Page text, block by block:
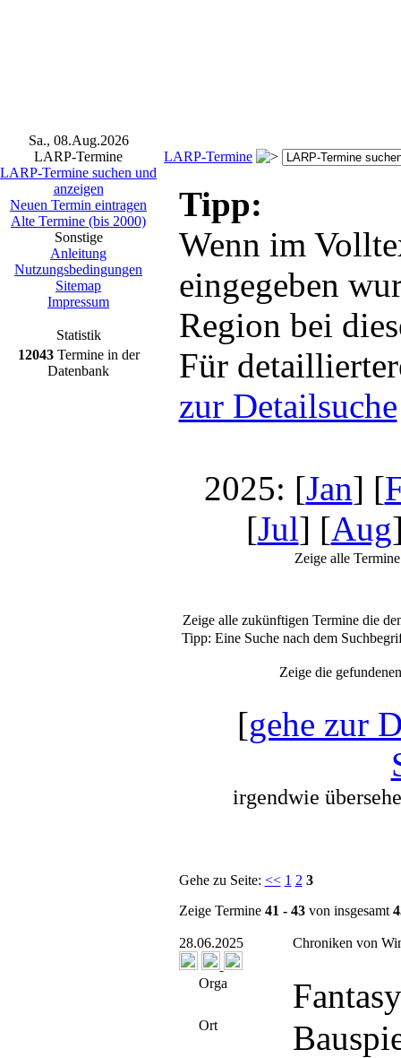
Sa., 08.Aug.2026
LARP-Termine
LARP-Termine suchen und
anzeigen
Neuen Termin eintragen
Alte Termine (bis 2000)
Sonstige
Anleitung
Nutzungsbedingungen
Sitemap
Impressum
Statistik
12043Termine in der
Datenbank
LARP-Termine
Tipp:
Wenn im
eingegeben
Region bei
Für
zur Detailsuche
2025: [Jan] [
[Jul] [Aug
Zeige alle
Zeige alle zukünftigen Termine die
Tipp: Eine Suche nach dem
Zeige die
[gehe zur
irgendwie
Gehe zu Seite: << 1 2 3
Zeige Termine 41 - 43von insgesamt
28.06.2025 Chroniken von
Orga
Ort